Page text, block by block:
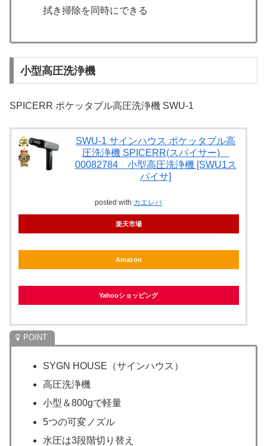
拭き掃除を同時にできる
小型高圧洗浄機
SPICERR ポケッタブル高圧洗浄機 SWU-1
SWU-1 サインハウス ポケッタブル高
圧洗浄機 SPICERR(スパイサー)
00082784 小型高圧洗浄機 [SWU1ス
パイサ]
posted with カエレバ
楽天市場
Amazon
Yahooショッピング
SYGN HOUSE（サインハウス）
高圧洗浄機
小型＆800gで軽量
5つの可変ノズル
水圧は3段階切り替え